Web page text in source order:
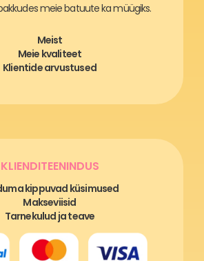
meie batuute ka müügiks.
Meist
Meie kvaliteet
Klientide arvustused
KLIENDITEENINDUS
kippuvad küsimused
Makseviisid
Tarnekulud ja teave